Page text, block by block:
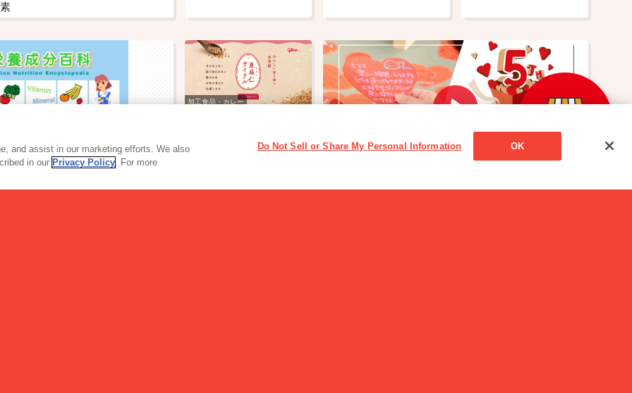
加工食品・カレー
and assist in our marketing efforts. We also
in our Privacy Policy. For more
Do Not Sell or Share My Personal Information OK